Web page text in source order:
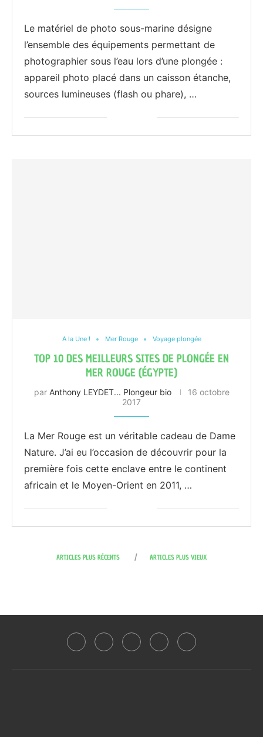
Le matériel de photo sous-marine désigne
l’ensemble des équipements permettant de
photographier sous l’eau lors d’une plongée :
appareil photo placé dans un caisson étanche,
sources lumineuses (flash ou phare), …
A la Une ! Mer Rouge Voyage plongée
TOP 10 DES MEILLEURS SITES DE PLONGÉE EN
MER ROUGE (ÉGYPTE)
par Anthony LEYDET... Plongeur bio
16 octobre
2017
La Mer Rouge est un véritable cadeau de Dame
Nature. J’ai eu l’occasion de découvrir pour la
première fois cette enclave entre le continent
africain et le Moyen-Orient en 2011, …
ARTICLES PLUS RÉCENTS ARTICLES PLUS VIEUX